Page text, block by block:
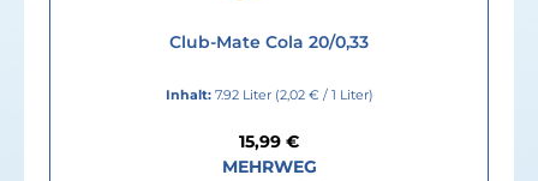
Club-Mate Cola 20/0,33
Inhalt: 7.92 Liter (2,02 € / 1 Liter)
Regulärer Preis:
15,99 €
MEHRWEG